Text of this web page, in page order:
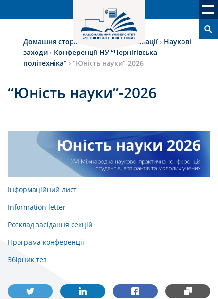
Домашня сторінка›Наука та інновації › Наукові
заходи › Конференції НУ “Чернігівська
політехніка” › “Юність науки”-2026
“Юність науки”-2026
Інформаційний лист
Іnformation letter
Розклад засідання секцій
Програма конференції
Збірник тез